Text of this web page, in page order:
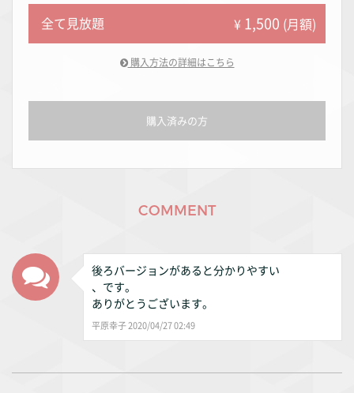
全て見放題 ¥ 1,500 (月額)
購入方法の詳細はこちら
購入済みの方
COMMENT
後ろバージョンがあると分かりやすい
、です。
ありがとうございます。
平原幸子 2020/04/27 02:49